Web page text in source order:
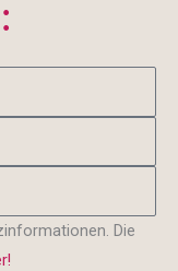
Die